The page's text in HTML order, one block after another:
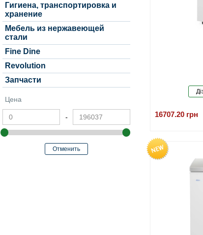
Гигиена, транспортировка и
хранение
Мебель из нержавеющей
стали
Fine Dine
Revolution
Запчасти
Цена
- 16707.20 грн